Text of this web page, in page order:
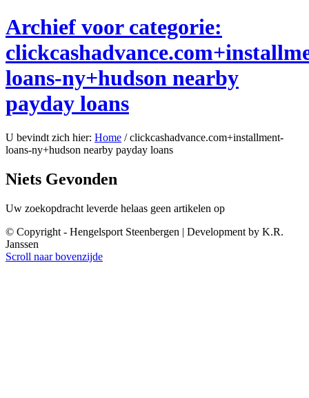
Archief voor categorie:
loans-ny+hudson nearby
payday loans
U bevindt zich hier: Home / clickcashadvance.com+installment-
loans-ny+hudson nearby payday loans
Niets Gevonden
Uw zoekopdracht leverde helaas geen artikelen op
© Copyright - Hengelsport Steenbergen | Development by K.R.
Janssen
Scroll naar bovenzijde